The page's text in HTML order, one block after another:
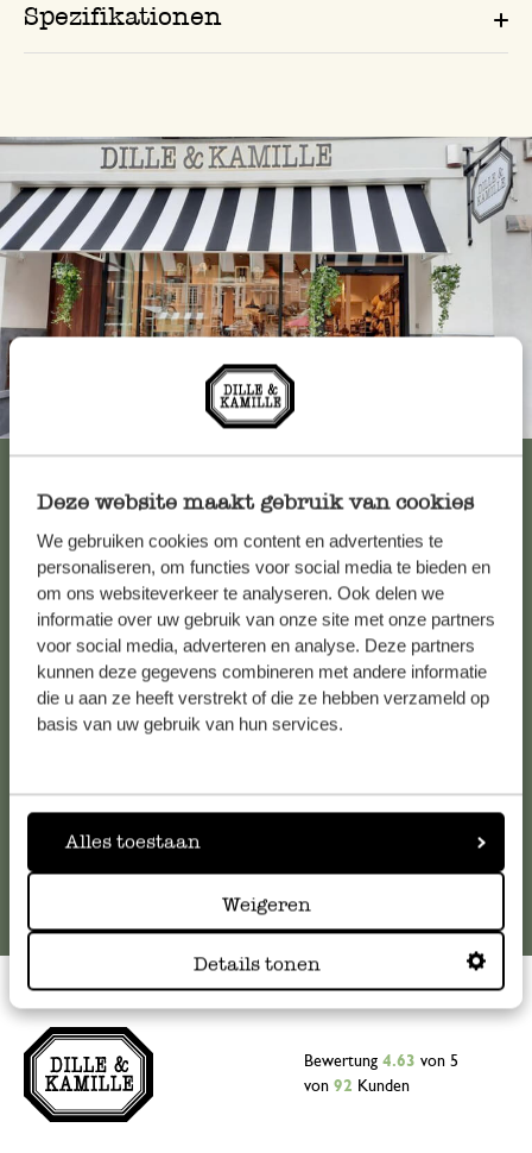
Deze website maakt gebruik van cookies
We gebruiken cookies om content en advertenties te
personaliseren, om functies voor social media te bieden en
om ons websiteverkeer te analyseren. Ook delen we
informatie over uw gebruik van onze site met onze partners
voor social media, adverteren en analyse. Deze partners
kunnen deze gegevens combineren met andere informatie
die u aan ze heeft verstrekt of die ze hebben verzameld op
basis van uw gebruik van hun services.
Alles toestaan
Weigeren
Details tonen
Spezifikationen
Immer in der Nähe
Kundenservice/Hilfe
Falls Sie Fragen haben oder Tipps und Hilfe brauchen, wenden
Sie sich bitte an unseren Kundenservice. Oder lesen Sie hier
die Antworten auf häufig gestellte Fragen
Bewertung 4.63 von 5
von 92 Kunden